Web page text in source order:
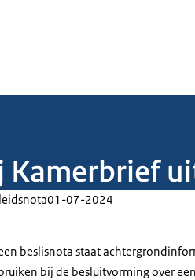
Kamerbrief
01-07-2024
beslisnota staat
bij de besluitvorming over